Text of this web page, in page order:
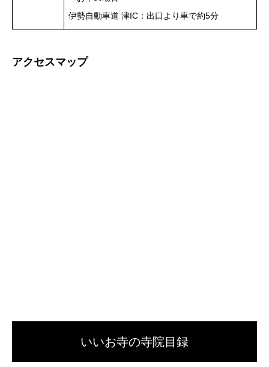
伊勢自動車道 津IC：出口より車で約5分
アクセスマップ
いいお寺の寺院目録